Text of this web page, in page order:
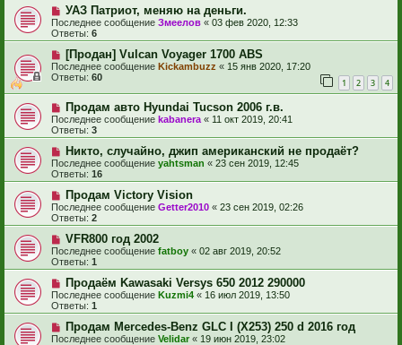
УАЗ Патриот, меняю на деньги.
Последнее сообщение Змеелов « 03 фев 2020, 12:33
Ответы: 6
[Продан] Vulcan Voyager 1700 ABS
Последнее сообщение Kickambuzz « 15 янв 2020, 17:20
Ответы: 60 1 2 3 4
Продам авто Hyundai Tucson 2006 г.в.
Последнее сообщение kabanera « 11 окт 2019, 20:41
Ответы: 3
Никто, случайно, джип американский не продаёт?
Последнее сообщение yahtsman « 23 сен 2019, 12:45
Ответы: 16
Продам Victory Vision
Последнее сообщение Getter2010 « 23 сен 2019, 02:26
Ответы: 2
VFR800 год 2002
Последнее сообщение fatboy « 02 авг 2019, 20:52
Ответы: 1
Продаём Kawasaki Versys 650 2012 290000
Последнее сообщение Kuzmi4 « 16 июл 2019, 13:50
Ответы: 1
Продам Mercedes-Benz GLC I (X253) 250 d 2016 год
Последнее сообщение Velidar « 19 июн 2019, 23:02